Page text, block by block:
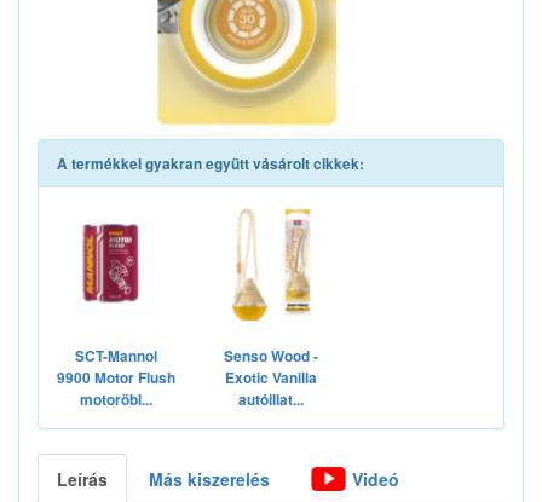
A termékkel gyakran együtt vásárolt cikkek:
SCT-Mannol
9900 Motor Flush
motoröbl...
Senso Wood -
Exotic Vanilla
autóillat...
Leírás Más kiszerelés Videó